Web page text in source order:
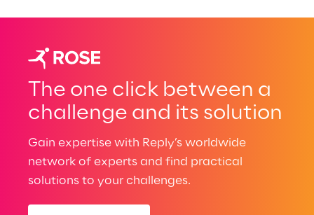
The one click between a
challenge and its solution
Gain expertise with Reply’s worldwide
network of experts and find practical
solutions to your challenges.